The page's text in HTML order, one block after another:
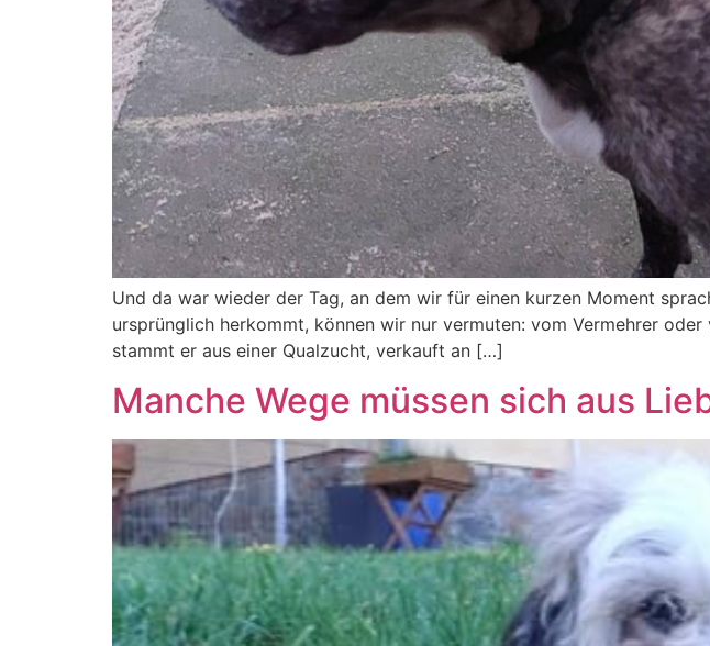
Und da war wieder der Tag, an dem wir für einen kurzen Moment
ursprünglich herkommt, können wir nur vermuten: vom Vermehrer
stammt er aus einer Qualzucht, verkauft an […]
Manche Wege müssen sich aus